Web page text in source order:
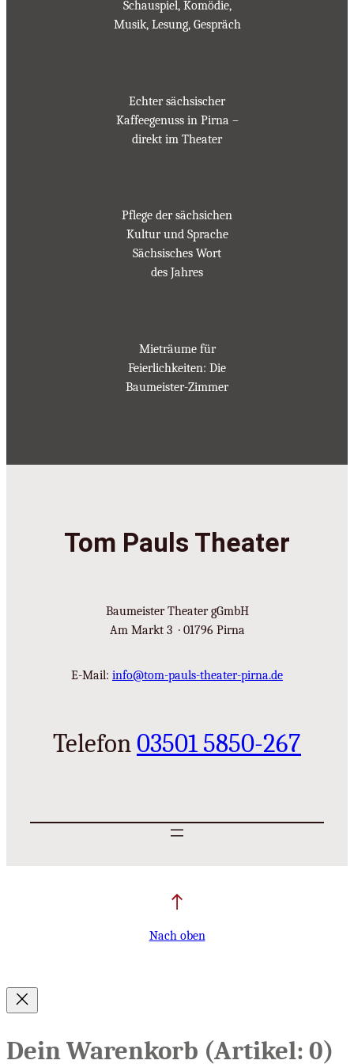
Schauspiel, Komödie,
Musik, Lesung, Gespräch
Echter sächsischer
Kaffeegenuss in Pirna –
direkt im Theater
Pflege der sächsichen
Kultur und Sprache
Sächsisches Wort
des Jahres
Mieträume für
Feierlichkeiten: Die
Baumeister-Zimmer
Tom Pauls Theater
Baumeister Theater gGmbH
Am Markt 3 · 01796 Pirna
E-Mail: info@tom-pauls-theater-pirna.de
Telefon03501 5850-267
Nach oben
Dein Warenkorb (Artikel: 0)